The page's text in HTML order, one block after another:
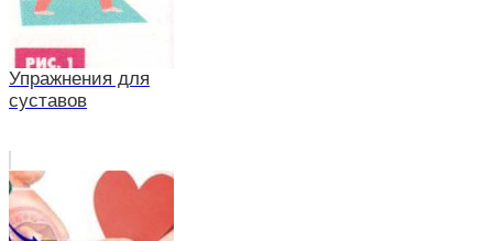
Упражнения для
суставов